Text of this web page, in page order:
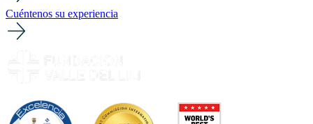
Cuéntenos su experiencia